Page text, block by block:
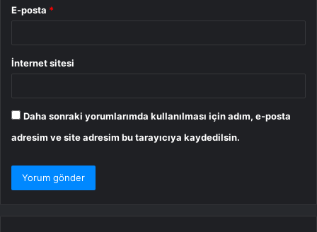
E-posta *
İnternet sitesi
Daha sonraki yorumlarımda kullanılması için adım, e-posta
adresim ve site adresim bu tarayıcıya kaydedilsin.